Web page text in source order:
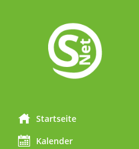
Startseite
Kalender